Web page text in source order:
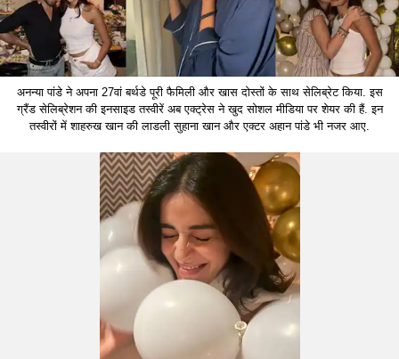
अनन्या पांडे ने अपना 27वां बर्थडे पूरी फैमिली और खास दोस्तों के साथ सेलिब्रेट किया. इस
ग्रैंड सेलिब्रेशन की इनसाइड तस्वीरें अब एक्ट्रेस ने खुद सोशल मीडिया पर शेयर की हैं. इन
तस्वीरों में शाहरुख खान की लाडली सुहाना खान और एक्टर अहान पांडे भी नजर आए.